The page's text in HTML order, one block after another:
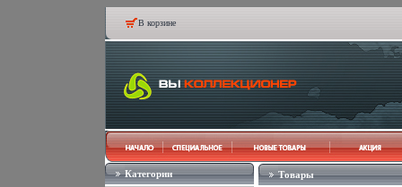
В корзине
Категории
Товары